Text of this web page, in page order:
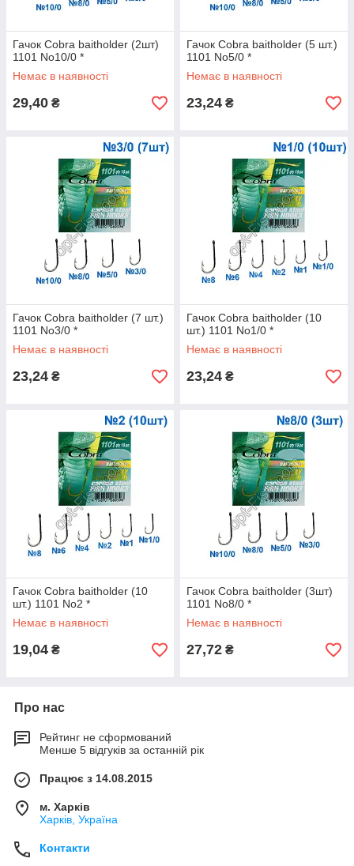
Гачок Cobra baitholder (2шт)
1101 No10/0 *
Немає в наявності
29,40 ₴
Гачок Cobra baitholder (5 шт.)
1101 No5/0 *
Немає в наявності
23,24 ₴
Гачок Cobra baitholder (7 шт.)
1101 No3/0 *
Немає в наявності
23,24 ₴
Гачок Cobra baitholder (10
шт.) 1101 No1/0 *
Немає в наявності
23,24 ₴
Гачок Cobra baitholder (10
шт.) 1101 No2 *
Немає в наявності
19,04 ₴
Гачок Cobra baitholder (3шт)
1101 No8/0 *
Немає в наявності
27,72 ₴
Про нас
Рейтинг не сформований
Менше 5 відгуків за останній рік
Працює з 14.08.2015
м. Харків
Харків, Україна
Контакти